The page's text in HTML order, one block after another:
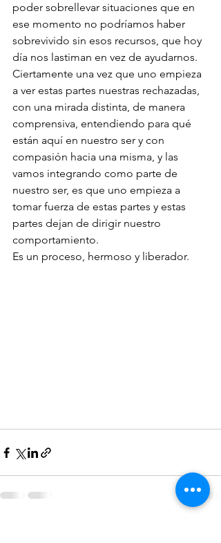
poder sobrellevar situaciones que en
ese momento no podríamos haber
sobrevivido sin esos recursos, que hoy
día nos lastiman en vez de ayudarnos.
Ciertamente una vez que uno empieza
a ver estas partes nuestras rechazadas,
con una mirada distinta, de manera
comprensiva, entendiendo para qué
están aquí en nuestro ser y con
compasión hacia una misma, y las
vamos integrando como parte de
nuestro ser, es que uno empieza a
tomar fuerza de estas partes y estas
partes dejan de dirigir nuestro
comportamiento.
Es un proceso, hermoso y liberador.